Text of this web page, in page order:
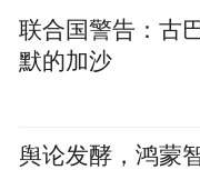
美风光、丰富
西游文化，我们
港城，真正实现
联合国警告：古
默的加沙
舆论发酵，鸿蒙